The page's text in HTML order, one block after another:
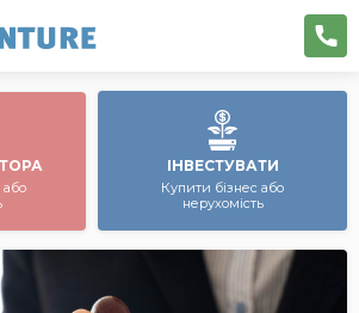
або
ІНВЕСТУВАТИ
Купити бізнес або
нерухомість